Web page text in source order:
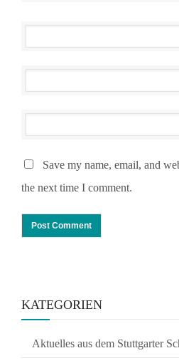
Save my name, email, and
the next time I comment.
KATEGORIEN
Aktuelles aus dem Stuttgarter